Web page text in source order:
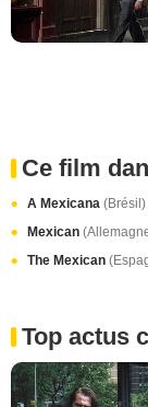
Ce film
A Mexicana (Brésil)
Mexican
The Mexican
Top actus